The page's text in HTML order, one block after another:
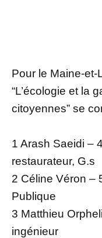
Pour le Maine-et-
“L’écologie et la
citoyennes” se
1 Arash Saeidi –
restaurateur, G.s
2 Céline Véron –
Publique
3 Matthieu
ingénieur